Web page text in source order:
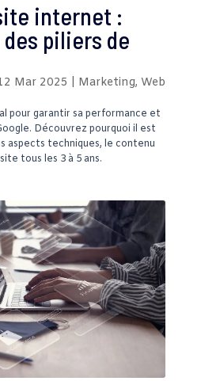
internet :
piliers de
Mar 2025 Marketing, Web
pour garantir sa performance et
Découvrez pourquoi il est
aspects techniques, le contenu
tous les 3 à 5 ans.